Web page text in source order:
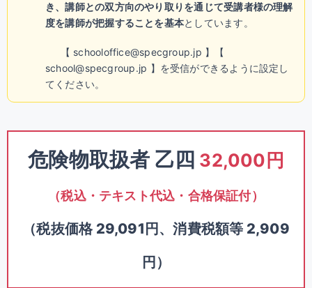
き、講師との双方向のやり取りを通じて受講者様の理解
度を講師が把握することを基本としています。
【 schooloffice@specgroup.jp 】【
school@specgroup.jp 】を受信ができるように設定し
てください。
危険物取扱者 乙四 32,000円
（税込・テキスト代込・合格保証付）
（税抜価格 29,091円、消費税額等 2,909
円）